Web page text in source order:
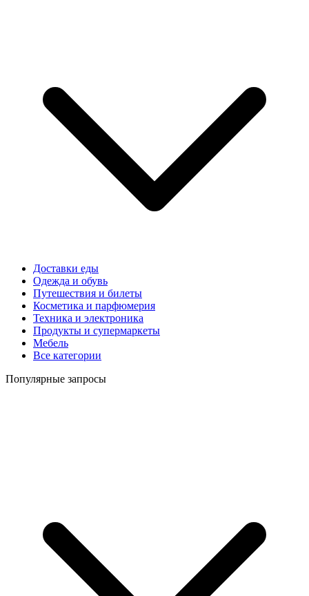
Доставки еды
Одежда и обувь
Путешествия и билеты
Косметика и парфюмерия
Техника и электроника
Продукты и супермаркеты
Мебель
Все категории
Популярные запросы